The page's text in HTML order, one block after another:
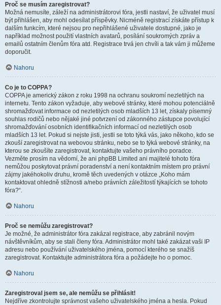
Proč se musím zaregistrovat?
Možná nemusíte, záleží na administrátorovi fóra, jestli nastaví, že uživatel musí
být přihlášen, aby mohl odesílat příspěvky. Nicméně registrací získáte přístup k
dalším funkcím, které nejsou pro nepřihlášené uživatele dostupné, jako je
například možnost použití vlastních avatarů, posílání soukromých zpráv a
emailů ostatním členům fóra atd. Registrace trvá jen chvíli a tak vám ji můžeme
doporučit.
Nahoru
Co je to COPPA?
COPPA je americký zákon z roku 1998 na ochranu soukromí nezletilých na
internetu. Tento zákon vyžaduje, aby webové stránky, které mohou potenciálně
shromažďovat informace od nezletilých osob mladších 13 let, získaly písemný
souhlas rodičů nebo nějaké jiné potvrzení od zákonného zástupce povolující
shromažďování osobních identifikačních informací od nezletilých osob
mladších 13 let. Pokud si nejste jisti, jestli se toto týká vás, jako někoho, kdo se
zkouší zaregistrovat na webovou stránku, nebo se to týká webové stránky, na
kterou se zkoušíte zaregistrovat, kontaktujte vašeho právního poradce.
Vezměte prosím na vědomí, že ani phpBB Limited ani majitelé tohoto fóra
nemůžou poskytovat právní poradenství a není kontaktním místem pro právní
zájmy jakéhokoliv druhu, kromě těch uvedených v otázce „Koho mám
kontaktovat ohledně stížnosti a/nebo právních záležitostí týkajících se tohoto
fóra?“.
Nahoru
Proč se nemůžu zaregistrovat?
Je možné, že administrátor fóra zakázal registrace, aby zabránil novým
návštěvníkům, aby se stali členy fóra. Administrátor mohl také zakázat vaši IP
adresu nebo používání uživatelského jména, pomocí kterého se snažíš
zaregistrovat. Kontaktujte administrátora fóra a požádejte ho o pomoc.
Nahoru
Zaregistroval jsem se, ale nemůžu se přihlásit!
Nejdříve zkontrolujte správnost vašeho uživatelského jména a hesla. Pokud